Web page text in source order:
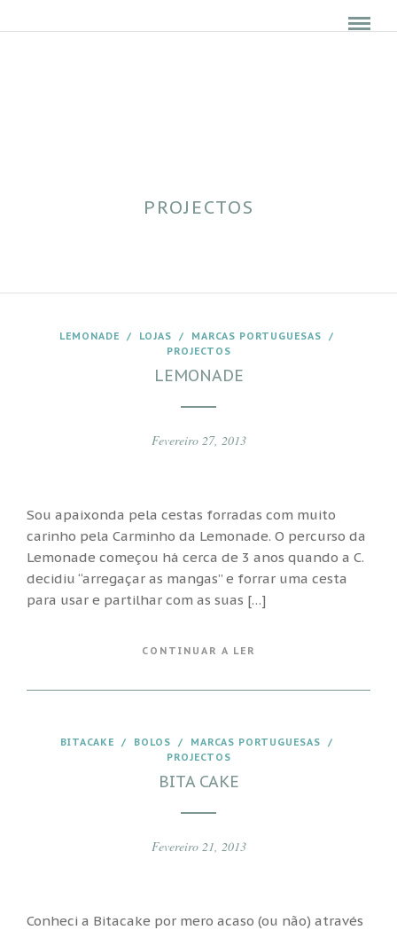
PROJECTOS
LEMONADE / LOJAS / MARCAS PORTUGUESAS /
PROJECTOS
LEMONADE
Fevereiro 27, 2013
Sou apaixonda pela cestas forradas com muito
carinho pela Carminho da Lemonade. O percurso da
Lemonade começou há cerca de 3 anos quando a C.
decidiu “arregaçar as mangas” e forrar uma cesta
para usar e partilhar com as suas […]
CONTINUAR A LER
BITACAKE / BOLOS / MARCAS PORTUGUESAS /
PROJECTOS
BITA CAKE
Fevereiro 21, 2013
Conheci a Bitacake por mero acaso (ou não) através